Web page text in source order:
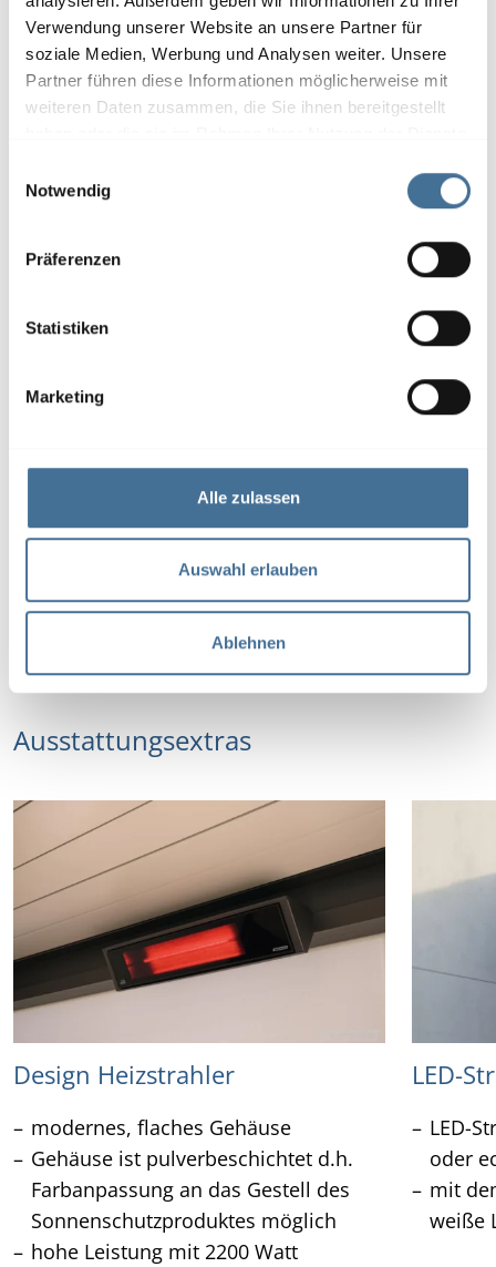
Verwendung unserer Website an unsere Partner für
soziale Medien, Werbung und Analysen weiter. Unsere
Partner führen diese Informationen möglicherweise mit
weiteren Daten zusammen, die Sie ihnen bereitgestellt
Notwendig
Präferenzen
Statistiken
Marketing
Alle zulassen
Auswahl erlauben
Ablehnen
Ausstattungsextras
Design Heizstrahler
modernes, flaches Gehäuse
Gehäuse ist pulverbeschichtet d.h.
Farbanpassung an das Gestell des
Sonnenschutzproduktes möglich
hohe Leistung mit 2200 Watt
LED-
LED-
oder
mit
weiße